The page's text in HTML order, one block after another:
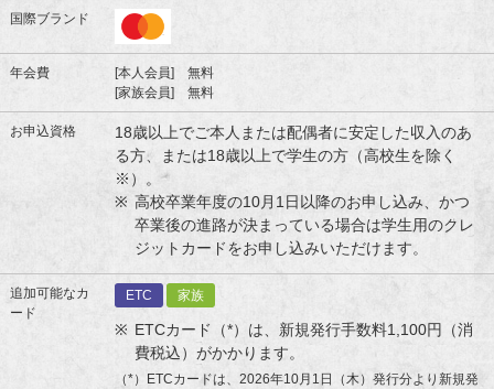
国際ブランド
年会費
[本人会員] 無料
[家族会員] 無料
お申込資格
18歳以上でご本人または配偶者に安定した収入のあ
る方、または18歳以上で学生の方（高校生を除く
※）。
高校卒業年度の10月1日以降のお申し込み、かつ
卒業後の進路が決まっている場合は学生用のクレ
ジットカードをお申し込みいただけます。
追加可能なカ
ード
ETC 家族
ETCカード（*）は、新規発行手数料1,100円（消
費税込）がかかります。
（*）ETCカードは、2026年10月1日（木）発行分より新規発